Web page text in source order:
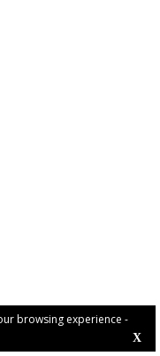
browsing experience -
X